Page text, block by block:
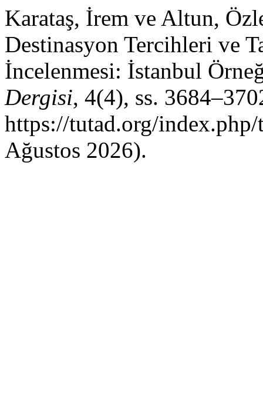
Karataş, İrem ve Altun,
Destinasyon Tercihleri ve
İncelenmesi: İstanbul
Dergisi, 4(4), ss.
https://tutad.org/
Ağustos 2026).